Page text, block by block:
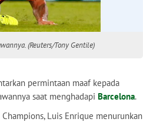
(Reuters/Tony Gentile)
permintaan maaf kepada
saat menghadapi Barcelona.
Luis Enrique menurunkan